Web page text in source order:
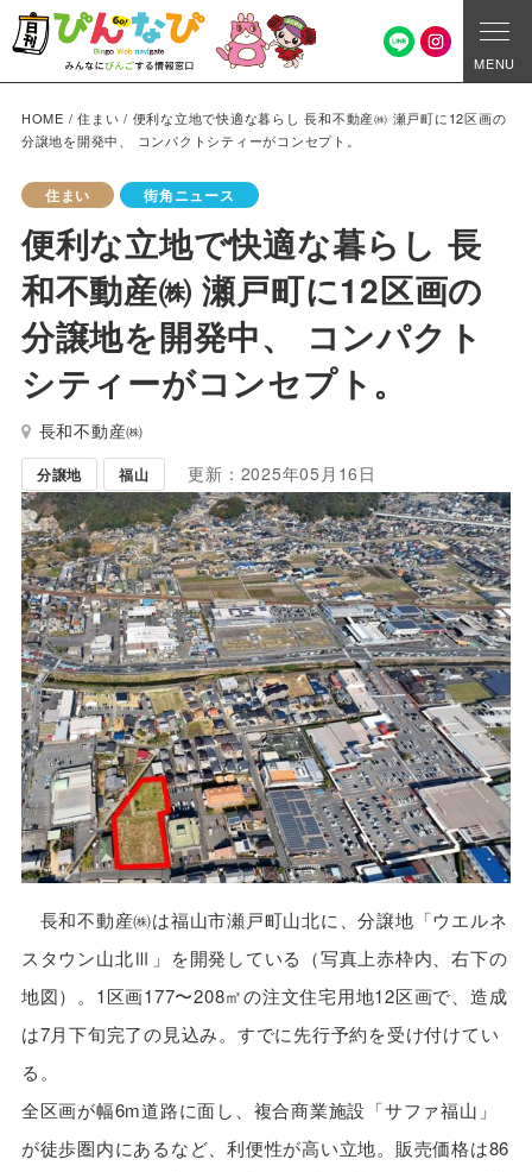
MENU
HOME /住まい / 便利な立地で快適な暮らし 長和不動産㈱ 瀬戸町に12区画の
分譲地を開発中、 コンパクトシティーがコンセプト。
住まい 街角ニュース
便利な立地で快適な暮らし 長
和不動産㈱ 瀬戸町に12区画の
分譲地を開発中、 コンパクト
シティーがコンセプト。
長和不動産㈱
分譲地 福山 更新：2025年05月16日
長和不動産㈱は福山市瀬戸町山北に、分譲地「ウエルネ
スタウン山北Ⅲ」を開発している（写真上赤枠内、右下の
地図）。1区画177〜208㎡の注文住宅用地12区画で、造成
は7月下旬完了の見込み。すでに先行予約を受け付けてい
る。
全区画が幅6m道路に面し、複合商業施設「サファ福山」
が徒歩圏内にあるなど、利便性が高い立地。販売価格は86